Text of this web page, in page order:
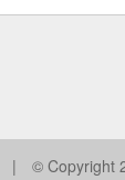
© Copyright